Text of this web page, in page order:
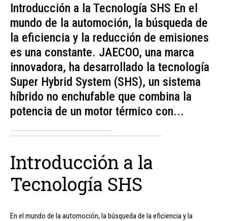
Introducción a la Tecnología SHS En el
mundo de la automoción, la búsqueda de
la eficiencia y la reducción de emisiones
es una constante. JAECOO, una marca
innovadora, ha desarrollado la tecnología
Super Hybrid System (SHS), un sistema
híbrido no enchufable que combina la
potencia de un motor térmico con...
Introducción a la
Tecnología SHS
En el mundo de la automoción, la búsqueda de la eficiencia y la